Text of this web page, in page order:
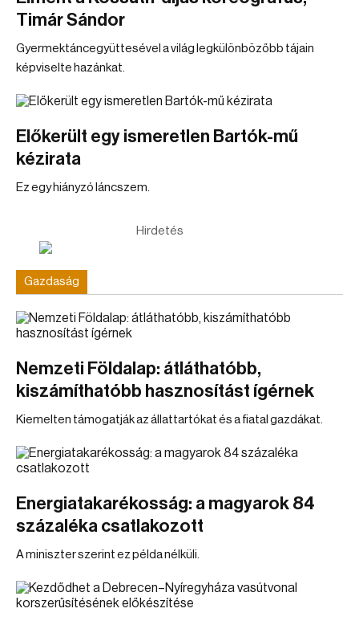
Timár Sándor
Gyermektáncegyüttesével a világ legkülönbözőbb tájain
képviselte hazánkat.
Előkerült egy ismeretlen Bartók-mű
kézirata
Ez egy hiányzó láncszem.
Hirdetés
Gazdaság
Nemzeti Földalap: átláthatóbb,
kiszámíthatóbb hasznosítást ígérnek
Kiemelten támogatják az állattartókat és a fiatal gazdákat.
Energiatakarékosság: a magyarok 84
százaléka csatlakozott
A miniszter szerint ez példa nélküli.